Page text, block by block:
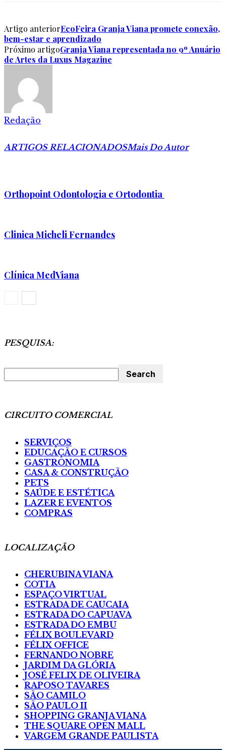
Artigo anteriorEcoFeira Granja Viana promete conexão,
bem-estar e aprendizado
Próximo artigoGranja Viana representada no 9º Anuário
de Artes da Luxus Magazine
Redação
ARTIGOS RELACIONADOSMais Do Autor
Orthopoint Odontologia e Ortodontia
Clinica Micheli Fernandes
Clínica MedViana
PESQUISA:
CIRCUITO COMERCIAL
SERVIÇOS
EDUCAÇÃO E CURSOS
GASTRONOMIA
CASA & CONSTRUÇÃO
PETS
SAÚDE E ESTÉTICA
LAZER E EVENTOS
COMPRAS
LOCALIZAÇÃO
CHERUBINA VIANA
COTIA
ESPAÇO VIRTUAL
ESTRADA DE CAUCAIA
ESTRADA DO CAPUAVA
ESTRADA DO EMBU
FÉLIX BOULEVARD
FÉLIX OFFICE
FERNANDO NOBRE
JARDIM DA GLÓRIA
JOSÉ FELIX DE OLIVEIRA
RAPOSO TAVARES
SÃO CAMILO
SÃO PAULO II
SHOPPING GRANJA VIANA
THE SQUARE OPEN MALL
VARGEM GRANDE PAULISTA